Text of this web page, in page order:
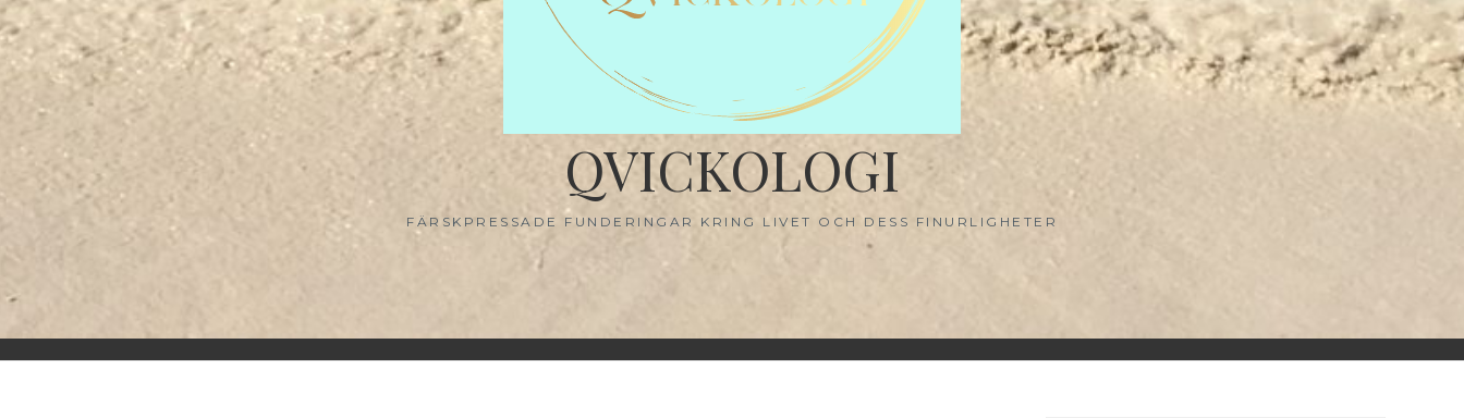
QVICKOLOGI
FÄRSKPRESSADE FUNDERINGAR KRING LIVET OCH DESS FINURLIGHETER